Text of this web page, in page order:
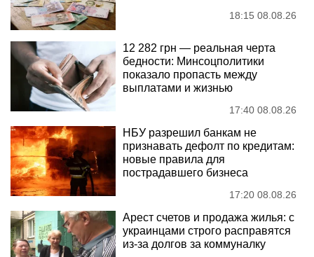
18:15 08.08.26
12 282 грн — реальная черта
бедности: Минсоцполитики
показало пропасть между
выплатами и жизнью
17:40 08.08.26
НБУ разрешил банкам не
признавать дефолт по кредитам:
новые правила для
пострадавшего бизнеса
17:20 08.08.26
Арест счетов и продажа жилья: с
украинцами строго расправятся
из-за долгов за коммуналку